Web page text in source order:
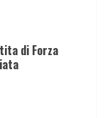
di Forza